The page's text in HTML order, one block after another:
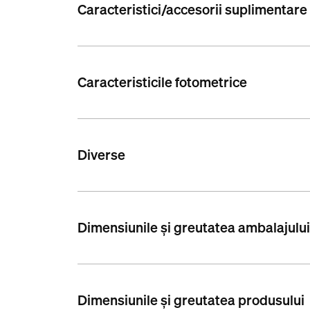
Caracteristici/accesorii suplimentare
Caracteristicile fotometrice
Diverse
Dimensiunile și greutatea ambalajului
Dimensiunile și greutatea produsului